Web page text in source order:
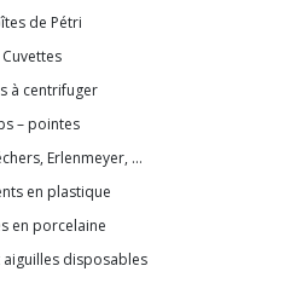
de Pétri
Cuvettes
à centrifuger
– pointes
Erlenmeyer, …
en plastique
en porcelaine
aiguilles disposables